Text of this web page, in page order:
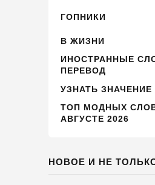
ГОПНИКИ
В ЖИЗНИ
ИНОСТРАННЫЕ
ПЕРЕВОД
УЗНАТЬ ЗНАЧЕНИЕ
ТОП МОДНЫХ
АВГУСТЕ 2026
НОВОЕ И НЕ